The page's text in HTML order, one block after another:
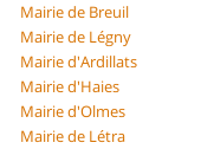
Mairie de Breuil
Mairie de Légny
Mairie d'Ardillats
Mairie d'Haies
Mairie d'Olmes
Mairie de Létra